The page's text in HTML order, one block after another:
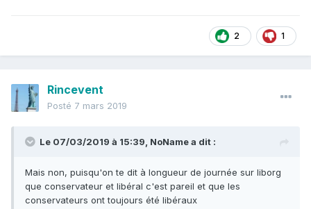
2 1
Rincevent
Posté 7 mars 2019
Le 07/03/2019 à 15:39, NoNamea dit :
Mais non, puisqu'on te dit à longueur de journée sur liborg
que conservateur et libéral c'est pareil et que les
conservateurs ont toujours été libéraux